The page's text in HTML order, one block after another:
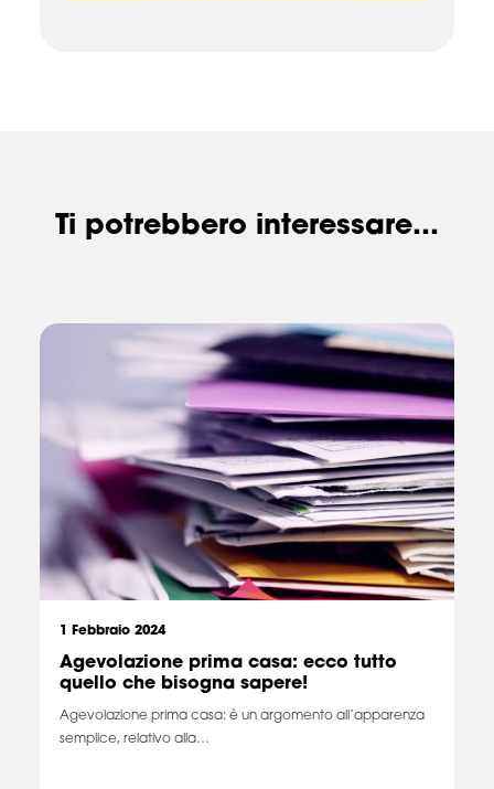
Ti potrebbero interessare...
1 Febbraio 2024
Agevolazione prima casa: ecco tutto
quello che bisogna sapere!
Agevolazione prima casa: è un argomento all’apparenza
semplice, relativo alla…